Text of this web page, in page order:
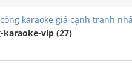
karaoke giá cạnh tranh
karaoke-vip (27)